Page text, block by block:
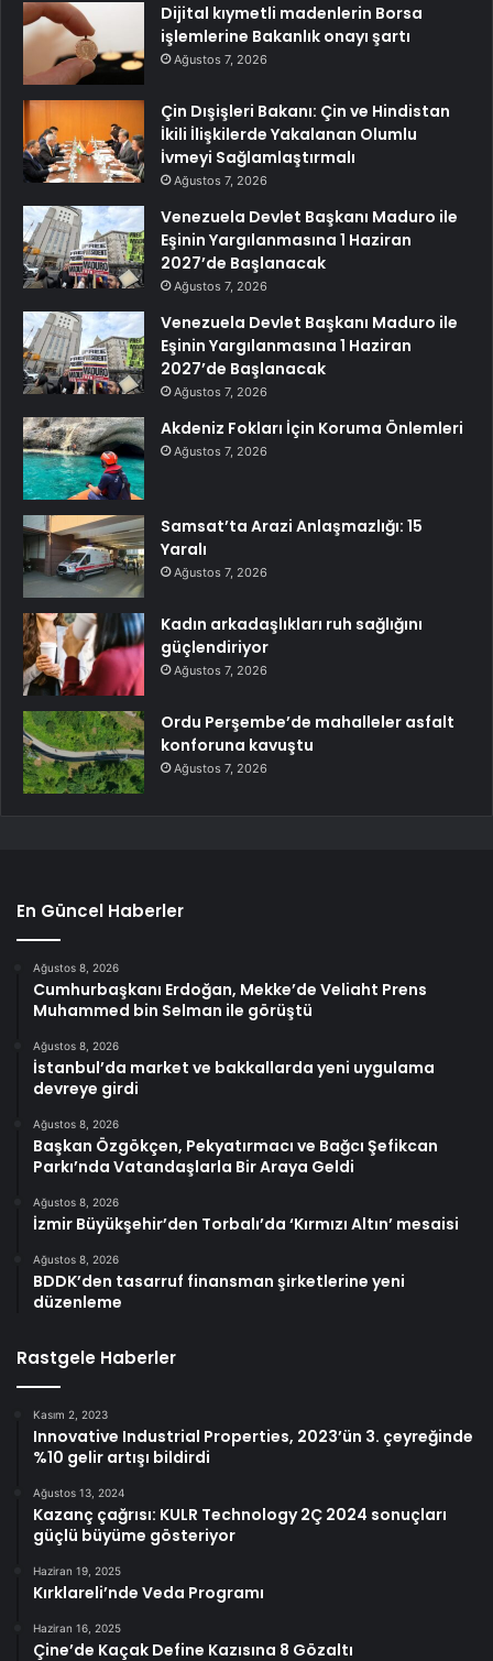
Dijital kıymetli madenlerin Borsa
işlemlerine Bakanlık onayı şartı
Ağustos 7, 2026
Çin Dışişleri Bakanı: Çin ve Hindistan
İkili İlişkilerde Yakalanan Olumlu
İvmeyi Sağlamlaştırmalı
Ağustos 7, 2026
Venezuela Devlet Başkanı Maduro ile
Eşinin Yargılanmasına 1 Haziran
2027’de Başlanacak
Ağustos 7, 2026
Venezuela Devlet Başkanı Maduro ile
Eşinin Yargılanmasına 1 Haziran
2027’de Başlanacak
Ağustos 7, 2026
Akdeniz Fokları İçin Koruma Önlemleri
Ağustos 7, 2026
Samsat’ta Arazi Anlaşmazlığı: 15
Yaralı
Ağustos 7, 2026
Kadın arkadaşlıkları ruh sağlığını
güçlendiriyor
Ağustos 7, 2026
Ordu Perşembe’de mahalleler asfalt
konforuna kavuştu
Ağustos 7, 2026
En Güncel Haberler
Ağustos 8, 2026
Cumhurbaşkanı Erdoğan, Mekke’de Veliaht Prens
Muhammed bin Selman ile görüştü
Ağustos 8, 2026
İstanbul’da market ve bakkallarda yeni uygulama
devreye girdi
Ağustos 8, 2026
Başkan Özgökçen, Pekyatırmacı ve Bağcı Şefikcan
Parkı’nda Vatandaşlarla Bir Araya Geldi
Ağustos 8, 2026
İzmir Büyükşehir’den Torbalı’da ‘Kırmızı Altın’ mesaisi
Ağustos 8, 2026
BDDK’den tasarruf finansman şirketlerine yeni
düzenleme
Rastgele Haberler
Kasım 2, 2023
Innovative Industrial Properties, 2023’ün 3. çeyreğinde
%10 gelir artışı bildirdi
Ağustos 13, 2024
Kazanç çağrısı: KULR Technology 2Ç 2024 sonuçları
güçlü büyüme gösteriyor
Haziran 19, 2025
Kırklareli’nde Veda Programı
Haziran 16, 2025
Çine’de Kaçak Define Kazısına 8 Gözaltı